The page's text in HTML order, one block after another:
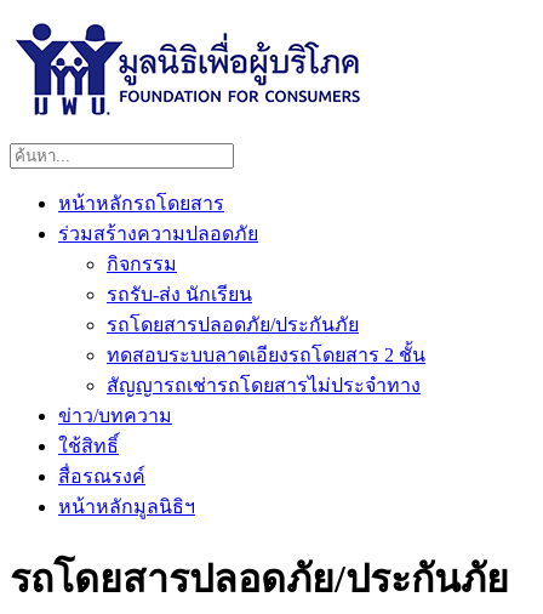
หน้าหลักรถโดยสาร
ร่วมสร้างความปลอดภัย
กิจกรรม
รถรับ-ส่ง นักเรียน
รถโดยสารปลอดภัย/ประกันภัย
ทดสอบระบบลาดเอียงรถโดยสาร 2 ชั้น
สัญญารถเช่ารถโดยสารไม่ประจำทาง
ข่าว/บทความ
ใช้สิทธิ์
สื่อรณรงค์
หน้าหลักมูลนิธิฯ
รถโดยสารปลอดภัย/ประกันภัย